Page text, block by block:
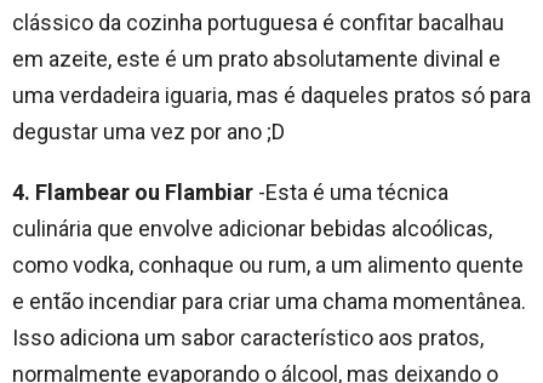
clássico da cozinha portuguesa é confitar bacalhau
em azeite, este é um prato absolutamente divinal e
uma verdadeira iguaria, mas é daqueles pratos só para
degustar uma vez por ano ;D
4. Flambear ou Flambiar -Esta é uma técnica
culinária que envolve adicionar bebidas alcoólicas,
como vodka, conhaque ou rum, a um alimento quente
e então incendiar para criar uma chama momentânea.
Isso adiciona um sabor característico aos pratos,
normalmente evaporando o álcool, mas deixando o